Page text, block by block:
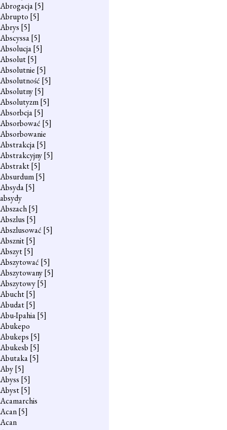
Abrogacja[5]
Abrupto [5]
Abrys [5]
Abscyssa[5]
Absolucja[5]
Absolut[5]
Absolutnie [5]
Absolutność [5]
Absolutny[5]
Absolutyzm[5]
Absorbcja[5]
Absorbować [5]
Absorbowanie
Abstrakcja[5]
Abstrakcyjny[5]
Abstrakt[5]
Absurdum[5]
Absyda[5]
absydy
Abszach[5]
Abszlus [5]
Abszlusować [5]
Absznit[5]
Abszyt[5]
Abszytować [5]
Abszytowany[5]
Abszytowy[5]
Abucht[5]
Abudat[5]
Abu-Ipahia[5]
Abukepo
Abukeps [5]
Abukesb [5]
Abutaka[5]
Aby[5]
Abyss [5]
Abyst[5]
Acamarchis
Acan[5]
Acan